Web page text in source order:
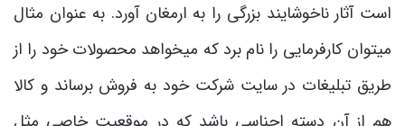
است آثار ناخوشایند بزرگی را به ارمغان آورد. به عنوان مثال
می­توان کارفرمایی را نام برد که می­خواهد محصولات خود را از
طریق تبلیغات در سایت شرکت خود به فروش برساند و کالا